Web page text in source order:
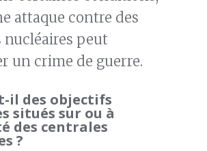
attaque contre des
nucléaires peut
un crime de guerre.
il des objectifs
situés sur ou à
des centrales
?